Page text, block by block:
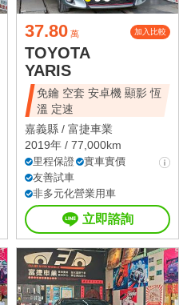
37.80 萬 加入比較
TOYOTA
YARIS
免鑰 空套 安卓機 顯影 恆
溫 定速
嘉義縣 / 富捷車業
2019年 / 77,000km
里程保證
實車實價
友善試車
非多元化營業用車
立即諮詢